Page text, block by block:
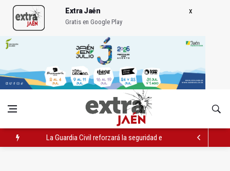
Extra Jaén
Gratis en Google Play
La Guardia Civil reforzará la seguridad el 12 de agosto por el
Denuncian que Cazorla se queda con solo dos bomberos por